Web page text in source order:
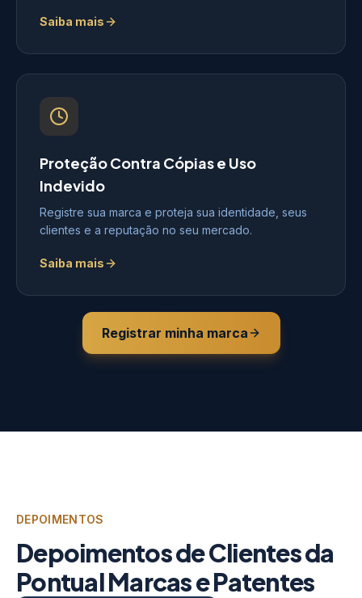
Saiba mais
Proteção Contra Cópias e Uso
Indevido
Registre sua marca e proteja sua identidade, seus
clientes e a reputação no seu mercado.
Saiba mais
Registrar minha marca
DEPOIMENTOS
Depoimentos de Clientes da
Pontual Marcas e Patentes